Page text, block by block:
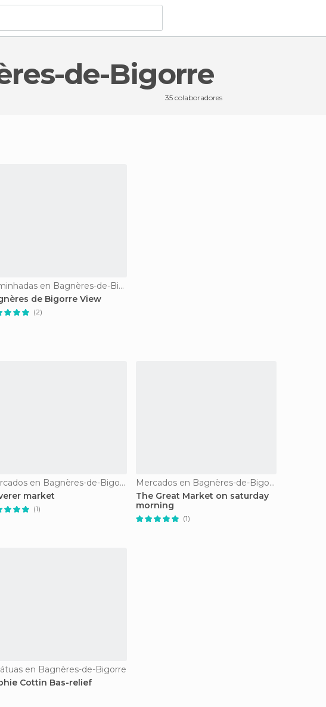
de-Bigorre
35 colaboradores
Caminhadas en Bagnères-de-Bigorre
de Bigorre View
(2)
Mercados en Bagnères-de-Bigorre
market
(1)
Mercados en Bagnères-de-Bigorre
The Great Market on saturday
morning
(1)
en Bagnères-de-Bigorre
Cottin Bas-relief